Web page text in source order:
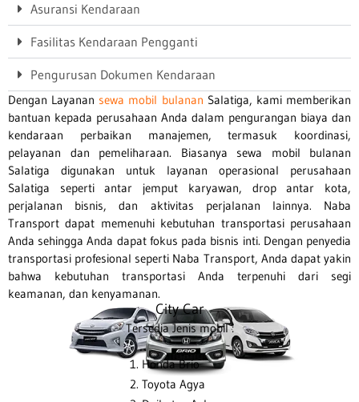
Asuransi Kendaraan
Fasilitas Kendaraan Pengganti
Pengurusan Dokumen Kendaraan
Dengan Layanan sewa mobil bulanan Salatiga, kami memberikan
bantuan kepada perusahaan Anda dalam pengurangan biaya dan
kendaraan perbaikan manajemen, termasuk koordinasi,
pelayanan dan pemeliharaan. Biasanya sewa mobil bulanan
Salatiga digunakan untuk layanan operasional perusahaan
Salatiga seperti antar jemput karyawan, drop antar kota,
perjalanan bisnis, dan aktivitas perjalanan lainnya. Naba
Transport dapat memenuhi kebutuhan transportasi perusahaan
Anda sehingga Anda dapat fokus pada bisnis inti. Dengan penyedia
transportasi profesional seperti Naba Transport, Anda dapat yakin
bahwa kebutuhan transportasi Anda terpenuhi dari segi
keamanan, dan kenyamanan.
Jenis Kendaraan
City Car
Tersedia Jenis mobil :
Honda Brio
Toyota Agya